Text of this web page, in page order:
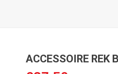
ACCESSOIRE REK